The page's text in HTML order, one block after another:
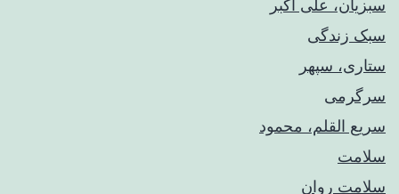
سبزیان، علی اکبر
سبک زندگی
ستاری، سپهر
سرگرمی
سریع القلم، محمود
سلامت
سلامت روان